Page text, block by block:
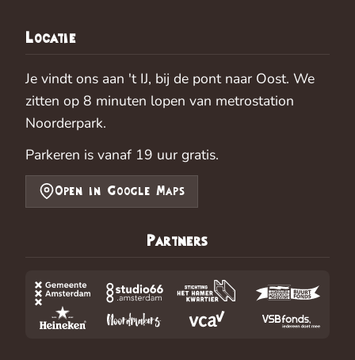
Locatie
Je vindt ons aan 't IJ, bij de pont naar Oost. We
zitten op 8 minuten lopen van metrostation
Noorderpark.
Parkeren is vanaf 19 uur gratis.
Open in Google Maps
Partners